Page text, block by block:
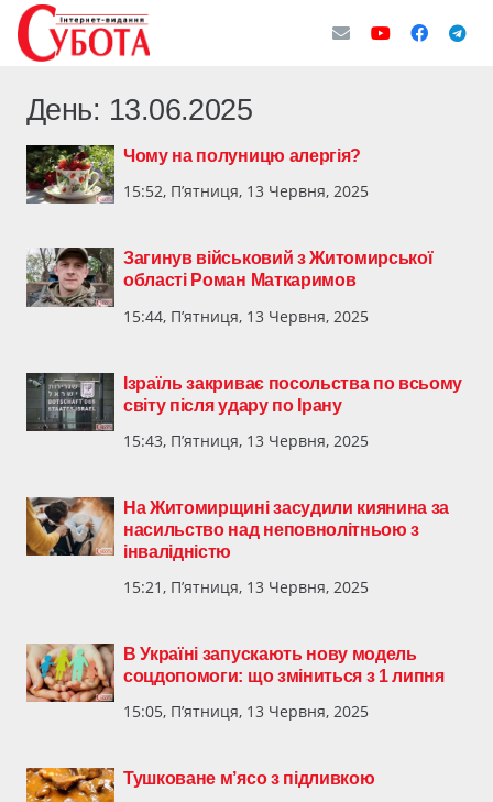
День: 13.06.2025
Чому на полуницю алергія?
15:52, П’ятниця, 13 Червня, 2025
Загинув військовий з Житомирської
області Роман Маткаримов
15:44, П’ятниця, 13 Червня, 2025
Ізраїль закриває посольства по всьому
світу після удару по Ірану
15:43, П’ятниця, 13 Червня, 2025
На Житомирщині засудили киянина за
насильство над неповнолітньою з
інвалідністю
15:21, П’ятниця, 13 Червня, 2025
В Україні запускають нову модель
соцдопомоги: що зміниться з 1 липня
15:05, П’ятниця, 13 Червня, 2025
Тушковане м’ясо з підливкою